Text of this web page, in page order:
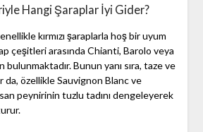
Hangi Şaraplar İyi Gider?
kırmızı şaraplarla hoş bir uyum
çeşitleri arasında Chianti, Barolo veya
Bunun yanı sıra, taze ve
da, özellikle Sauvignon Blanc ve
peynirinin tuzlu tadını dengeleyerek